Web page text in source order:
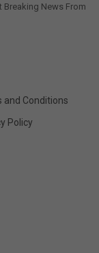
Breaking News From
and Conditions
Policy